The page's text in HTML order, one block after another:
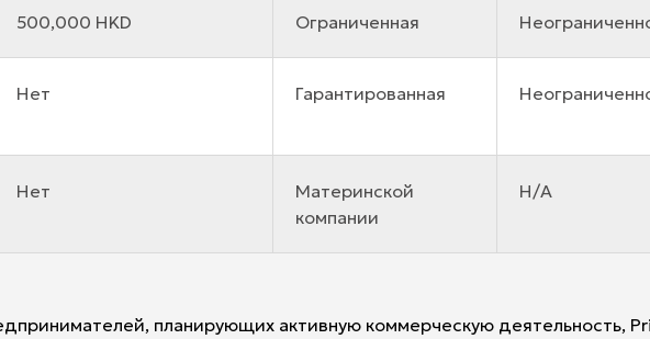
500,000 HKD Ограниченная
Нет Гарантированная
Нет
Материнской
компании
Н/А
планирующих активную коммерческую деятельность,